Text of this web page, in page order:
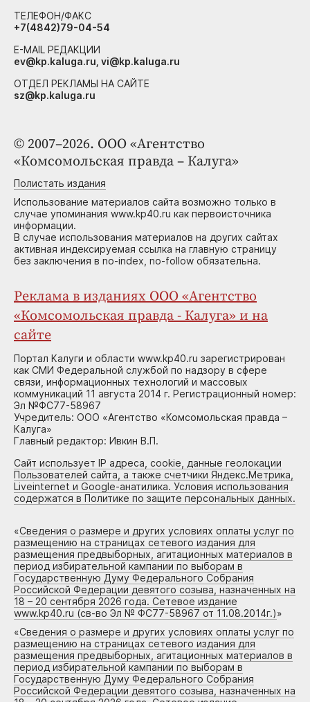
© 2007–2026. ООО «Агентство
«Комсомольская правда – Калуга»
Полистать издания
Использование материалов сайта возможно только в
случае упоминания www.kp40.ru как первоисточника
информации.
В случае использования материалов на других сайтах
активная индексируемая ссылка на главную страницу
без заключения в no-index, no-follow обязательна.
Реклама в изданиях ООО «Агентство
«Комсомольская правда - Калуга» и на
сайте
Портал Калуги и области www.kp40.ru зарегистрирован
как СМИ Федеральной службой по надзору в сфере
связи, информационных технологий и массовых
коммуникаций 11 августа 2014 г. Регистрационный номер:
Эл №ФС77-58967
Учредитель: ООО «Агентство «Комсомольская правда –
Калуга»
Главный редактор: Ивкин В.П.
Сайт использует IP адреса, cookie, данные геолокации
Пользователей сайта, а также счетчики Яндекс.Метрика,
Liveinternet и Google-анатилика. Условия использования
содержатся в Политике по защите персональных данных.
«Сведения о размере и других условиях оплаты услуг по
размещению на страницах сетевого издания для
размещения предвыборных, агитационных материалов в
период избирательной кампании по выборам в
Государственную Думу Федерального Собрания
Российской Федерации девятого созыва, назначенных на
18 – 20 сентября 2026 года. Сетевое издание
www.kp40.ru (св-во Эл № ФС77-58967 от 11.08.2014г.)»
«Сведения о размере и других условиях оплаты услуг по
размещению на страницах сетевого издания для
размещения предвыборных, агитационных материалов в
период избирательной кампании по выборам в
Государственную Думу Федерального Собрания
Российской Федерации девятого созыва, назначенных на
ТЕЛЕФОН/ФАКС
+7(4842)79-04-54
E-MAIL РЕДАКЦИИ
ev@kp.kaluga.ru, vi@kp.kaluga.ru
ОТДЕЛ РЕКЛАМЫ НА САЙТЕ
sz@kp.kaluga.ru